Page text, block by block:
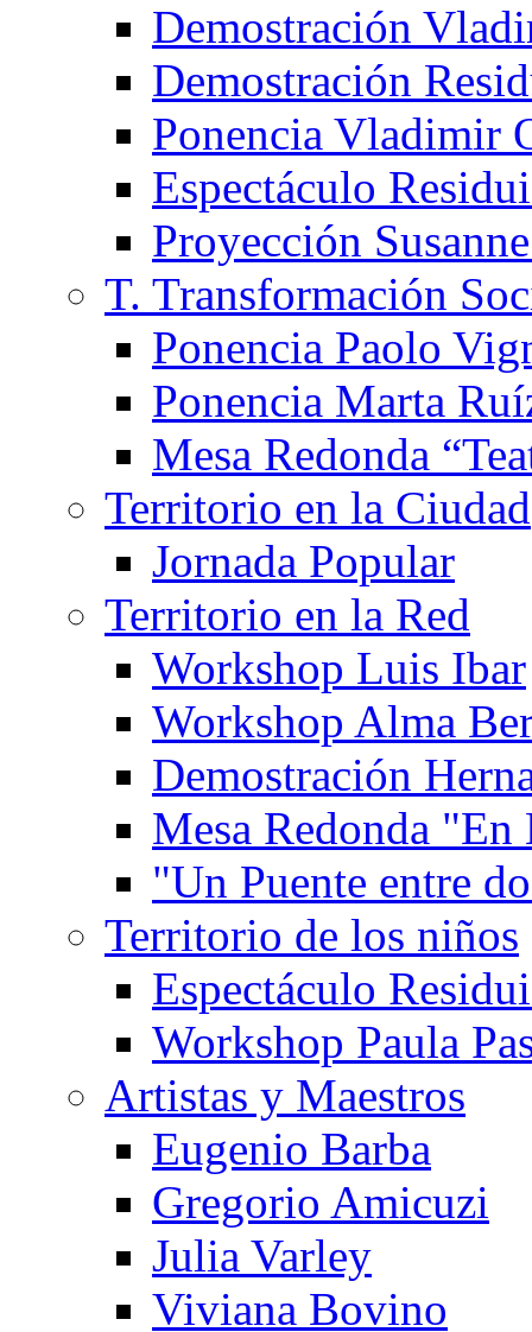
Demostración
Demostración
Ponencia Vladimir
Espectáculo
Proyección
T. Transformación
Ponencia Paolo
Ponencia Marta
Mesa Redonda
Territorio en la Ciudad
Jornada Popular
Territorio en la Red
Workshop Luis Ibar
Workshop Alma
Demostración
Mesa Redonda
"Un Puente entre
Territorio de los niños
Espectáculo
Workshop Paula
Artistas y Maestros
Eugenio Barba
Gregorio Amicuzi
Julia Varley
Viviana Bovino